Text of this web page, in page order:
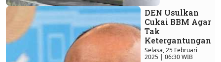
DEN Usulkan
Cukai BBM Agar
Tak
Ketergantungan
Selasa, 25 Februari
2025 | 06:30 WIB